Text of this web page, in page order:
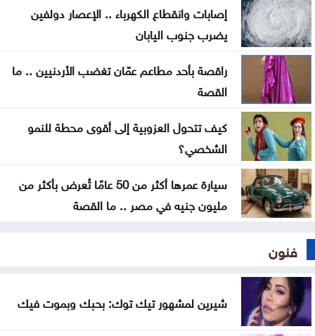
غزة .. إصابة 7 فلسطينيين بإطلاق نار إسرائيلي الأحد إصابات وانقطاع الكهرباء .. الإعصار دولفين
يضرب جنوب اليابان
راقصة بأحد مطاعم عمّان تغضب الأردنيين .. ما
القصة
كيف تتحول العزوبية إلى أقوى محطة للنمو
الشخصي؟
سيارة عمرها أكثر من 50 عامًا تُعرض بأكثر من
مليون جنيه في مصر .. ما القصة
فنون
شيرين لمشهور تيك توك: بحبك وبموت فيك